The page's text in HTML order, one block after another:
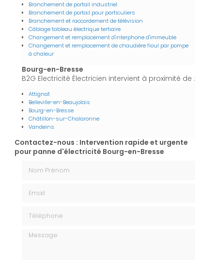
Branchement de portail industriel
Branchement de portail pour particuliers
Branchement et raccordement de télévision
Câblage tableau électrique tertiaire
Changement et remplacement d'interphone d'immeuble
Changement et remplacement de chaudière fioul par pompe
à chaleur
Bourg-en-Bresse
B2G Electricité Électricien intervient à proximité de :
Attignat
Belleville-en-Beaujolais
Bourg-en-Bresse
Châtillon-sur-Chalaronne
Vandeins
Contactez-nous : Intervention rapide et urgente
pour panne d'électricité Bourg-en-Bresse
Message